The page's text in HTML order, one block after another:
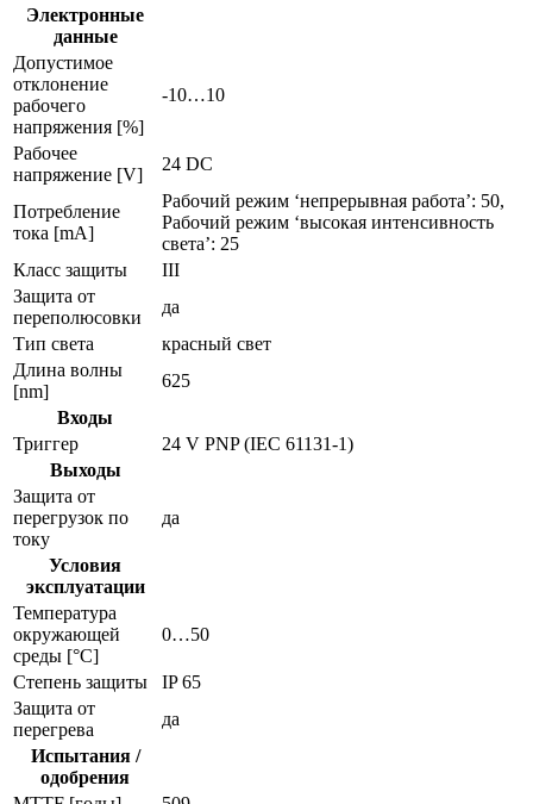
Электронные
данные
Допустимое
отклонение
рабочего
напряжения [%]
-10…10
Рабочее
напряжение [V]
24 DC
Потребление
тока [mA]
Рабочий режим ‘непрерывная работа’: 50,
Рабочий режим ‘высокая интенсивность
света’: 25
Класс защиты
III
Защита от
переполюсовки
да
Тип света
красный свет
Длина волны
[nm]
625
Входы
Триггер
24 V PNP (IEC 61131-1)
Выходы
Защита от
перегрузок по
току
да
Условия
эксплуатации
Температура
окружающей
среды [°C]
0…50
Степень защиты
IP 65
Защита от
перегрева
да
Испытания /
одобрения